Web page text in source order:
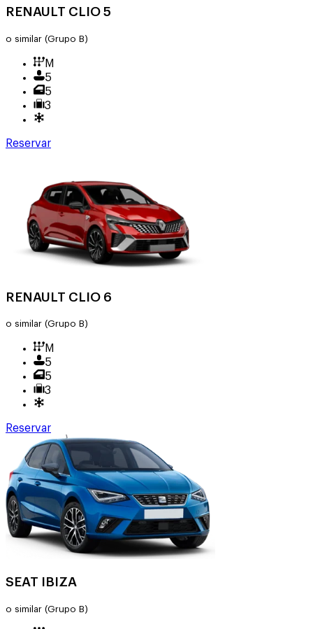
RENAULT CLIO 5
o similar (Grupo B)
M
5
5
3
Reservar
RENAULT CLIO 6
o similar (Grupo B)
M
5
5
3
Reservar
SEAT IBIZA
o similar (Grupo B)